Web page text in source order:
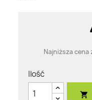
Najniższa cena
Ilość
